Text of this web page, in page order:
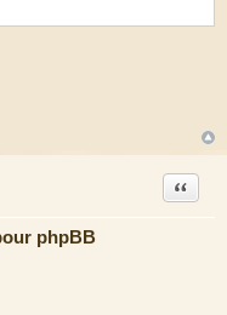
phpBB
Citation